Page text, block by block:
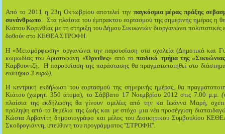
Από το 2011 η 23η Οκτωβρίου αποτελεί την παγκόσμια μέρας πράξης
συνάνθρωπο. Στα πλαίσια του έμπρακτου εορτασμού της σημερινής ημέρας η
Κιάτου Κορινθίας με τη στήριξη του Δήμου Σικυωνιών διοργανώνει
δοθούν στο ΚΕΘΕΑ ΣΤΡΟΦΗ.
Η «Μεταμόρφωση» οργανώνει την παρουσίαση στα σχολεία (Δημοτικά και
κωμωδίας του Αριστοφάνη «Όρνιθες» από τοπαιδικό τμήμα της
Καρβουντζή. Η παρουσίαση της παράστασης θα πραγματοποιηθεί στο
εισιτήριο 3 ευρώ).
Η κεντρική εκδήλωση του εορτασμού της σημερινής ημέρας, θα
Κιάτου (χωρητ. 350 άτομα), το Σάββατο 17 Νοεμβρίου 2012 στις 7.00 μ.μ. (
πλαίσια της εκδήλωσης θα γίνουν ομιλίες από την κα Ιωάννα Μαρή,
πρόληψηαπό τα θεμέλια της ζωής και με στόχο μια νέα προσέγγιση
Κώστα Αρβανίτη δημοσιογράφο και μέλος του Διοικητικού Συμβουλίου
Σκοδρογιάννη, υπεύθυνη του προγράμματος ''ΣΤΡΟΦΗ''.